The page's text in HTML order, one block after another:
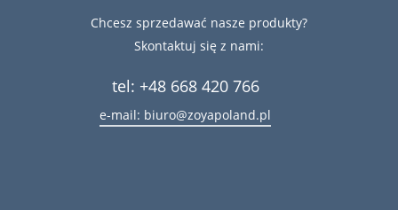
Chcesz sprzedawać nasze produkty?
Skontaktuj się z nami:
tel: +48 668 420 766
e-mail: biuro@zoyapoland.pl